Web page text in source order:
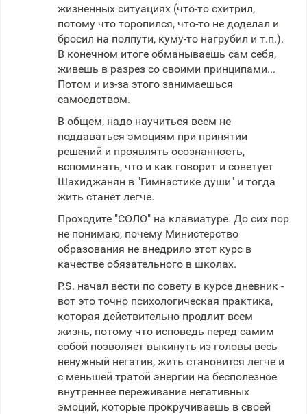
жизненных ситуациях (что-то схитрил,
потому что торопился, что-то не доделал и
бросил на полпути, куму-то нагрубил и т.п.).
В конечном итоге обманываешь сам себя,
живешь в разрез со своими принципами...
Потом и из-за этого занимаешься
самоедством.
В общем, надо научиться всем не
поддаваться эмоциям при принятии
решений и проявлять осознанность,
вспоминать, что и как говорит и советует
Шахиджанян в "Гимнастике души" и тогда
жить станет легче.
Проходите "СОЛО" на клавиатуре. До сих пор
не понимаю, почему Министерство
образования не внедрило этот курс в
качестве обязательного в школах.
P.S. начал вести по совету в курсе дневник -
вот это точно психологическая практика,
которая действительно продлит всем
жизнь, потому что исповедь перед самим
собой позволяет выкинуть из головы весь
ненужный негатив, жить становится легче и
с меньшей тратой энергии на бесполезное
внутреннее переживание негативных
эмоций, которые прокручиваешь в своей